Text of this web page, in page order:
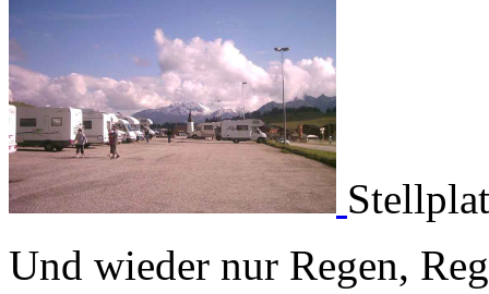
Und wieder nur Regen,